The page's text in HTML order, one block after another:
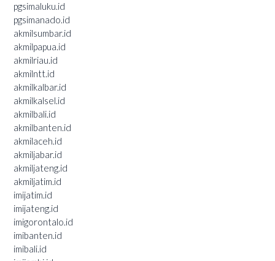
pgsimaluku.id
pgsimanado.id
akmilsumbar.id
akmilpapua.id
akmilriau.id
akmilntt.id
akmilkalbar.id
akmilkalsel.id
akmilbali.id
akmilbanten.id
akmilaceh.id
akmiljabar.id
akmiljateng.id
akmiljatim.id
imijatim.id
imijateng.id
imigorontalo.id
imibanten.id
imibali.id